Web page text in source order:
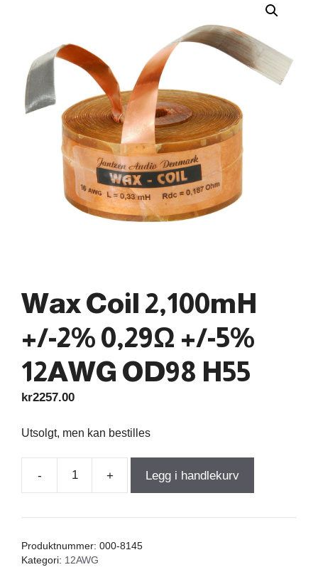
Wax Coil 2,100mH
+/-2% 0,29Ω +/-5%
12AWG OD98 H55
kr2257.00
Utsolgt, men kan bestilles
-
Wax
2,100mH
+ Legg i handlekurv
Produktnummer: 000-8145
Kategori: 12AWG